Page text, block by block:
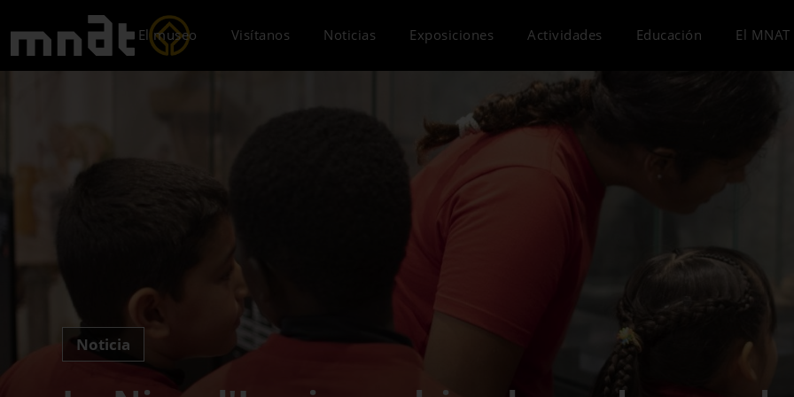
El museo Visítanos Noticias Exposiciones Actividades Educación El
Noticia